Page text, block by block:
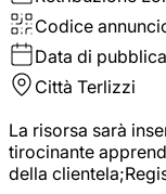
Codice
Data di
Città Terlizzi
La risorsa sarà
tirocinante
della